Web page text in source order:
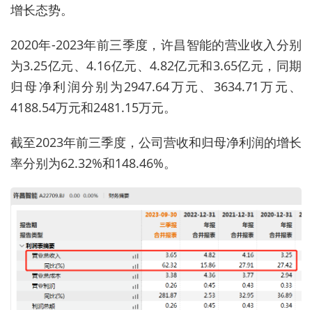
增长态势。
2020年-2023年前三季度，许昌智能的营业收入分别
为3.25亿元、4.16亿元、4.82亿元和3.65亿元，同期
归母净利润分别为2947.64万元、3634.71万元、
4188.54万元和2481.15万元。
截至2023年前三季度，公司营收和归母净利润的增长
率分别为62.32%和148.46%。